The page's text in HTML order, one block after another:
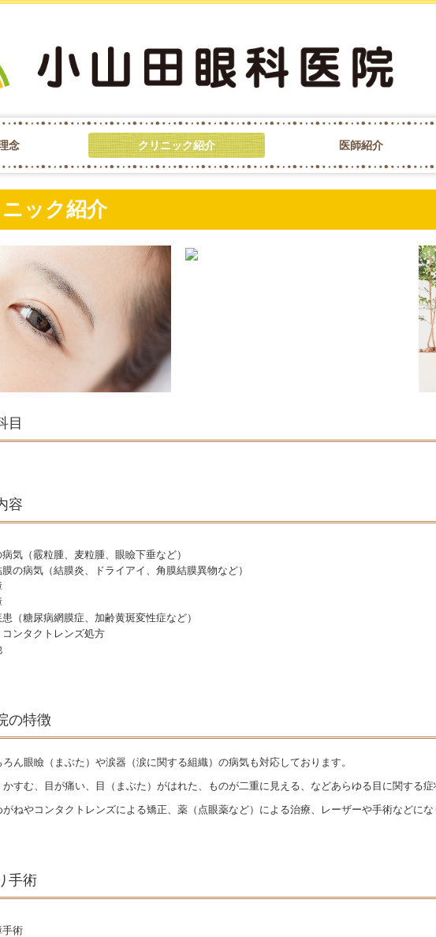
念 クリニック紹介 医師紹介
ック紹介
目
容
気（霰粒腫、麦粒腫、眼瞼下垂など）
の病気（結膜炎、ドライアイ、角膜結膜異物など）
（糖尿病網膜症、加齢黄斑変性症など）
コンタクトレンズ処方
の特徴
ん眼瞼（まぶた）や涙器（涙に関する組織）の病気も対応しております。
かすむ、目が痛い、目（まぶた）がはれた、ものが二重に見える、などあらゆる目に関する症
ねやコンタクトレンズによる矯正、薬（点眼薬など）による治療、レーザーや手術などにな
手術
手術